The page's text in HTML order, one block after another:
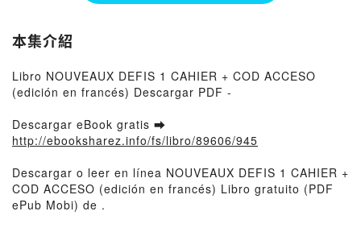
本集介紹
Libro NOUVEAUX DEFIS 1 CAHIER + COD ACCESO
(edición en francés) Descargar PDF -
Descargar eBook gratis ➡
http://ebooksharez.info/fs/libro/89606/945
Descargar o leer en línea NOUVEAUX DEFIS 1 CAHIER +
COD ACCESO (edición en francés) Libro gratuito (PDF
ePub Mobi) de .